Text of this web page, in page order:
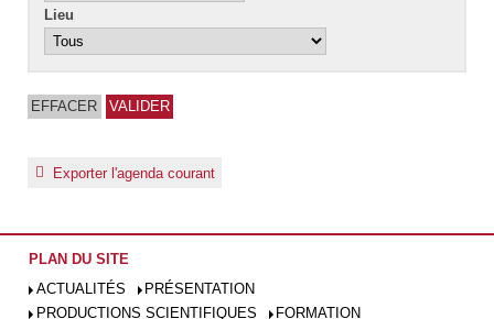
Lieu
Exporter l'agenda courant
PLAN DU SITE
ACTUALITÉS
PRÉSENTATION
PRODUCTIONS SCIENTIFIQUES
FORMATION